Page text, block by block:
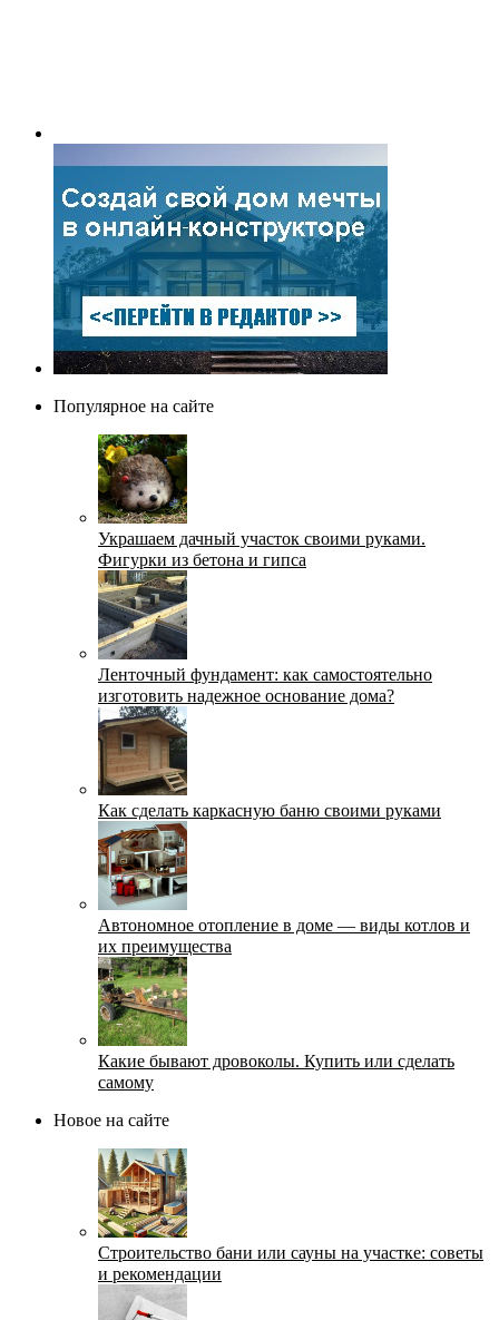
Популярное на сайте
Украшаем дачный участок своими руками.
Фигурки из бетона и гипса
Ленточный фундамент: как самостоятельно
изготовить надежное основание дома?
Как сделать каркасную баню своими руками
Автономное отопление в доме — виды котлов и
их преимущества
Какие бывают дровоколы. Купить или сделать
самому
Новое на сайте
Строительство бани или сауны на участке: советы
и рекомендации